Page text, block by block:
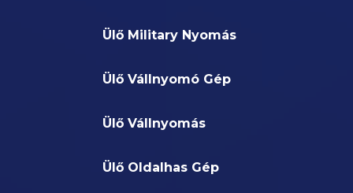
Ülő Military Nyomás
Ülő Vállnyomó Gép
Ülő Vállnyomás
Ülő Oldalhas Gép